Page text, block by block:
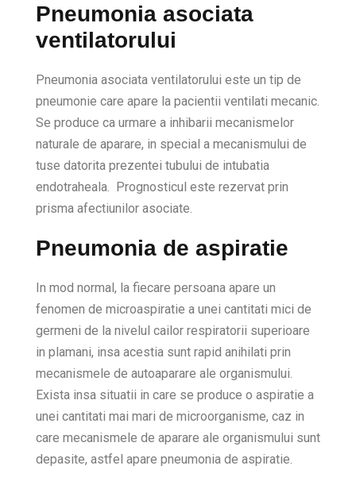
Pneumonia asociata
ventilatorului
Pneumonia asociata ventilatorului este un tip de
pneumonie care apare la pacientii ventilati mecanic.
Se produce ca urmare a inhibarii mecanismelor
naturale de aparare, in special a mecanismului de
tuse datorita prezentei tubului de intubatia
endotraheala. Prognosticul este rezervat prin
prisma afectiunilor asociate.
Pneumonia de aspiratie
In mod normal, la fiecare persoana apare un
fenomen de microaspiratie a unei cantitati mici de
germeni de la nivelul cailor respiratorii superioare
in plamani, insa acestia sunt rapid anihilati prin
mecanismele de autoaparare ale organismului.
Exista insa situatii in care se produce o aspiratie a
unei cantitati mai mari de microorganisme, caz in
care mecanismele de aparare ale organismului sunt
depasite, astfel apare pneumonia de aspiratie.